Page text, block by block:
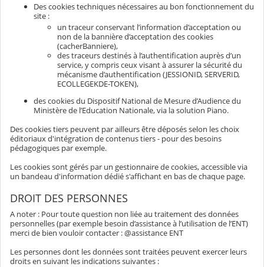
Des cookies techniques nécessaires au bon fonctionnement du
site :
un traceur conservant l’information d’acceptation ou
non de la bannière d’acceptation des cookies
(cacherBanniere),
des traceurs destinés à l’authentification auprès d’un
service, y compris ceux visant à assurer la sécurité du
mécanisme d’authentification (JESSIONID, SERVERID,
ECOLLEGEKDE-TOKEN),
des cookies du Dispositif National de Mesure d’Audience du
Ministère de l’Education Nationale, via la solution Piano.
Des cookies tiers peuvent par ailleurs être déposés selon les choix
éditoriaux d'intégration de contenus tiers - pour des besoins
pédagogiques par exemple.
Les cookies sont gérés par un gestionnaire de cookies, accessible via
un bandeau d'information dédié s'affichant en bas de chaque page.
DROIT DES PERSONNES
A noter : Pour toute question non liée au traitement des données
personnelles (par exemple besoin d’assistance à l’utilisation de l’ENT)
merci de bien vouloir contacter : @assistance ENT
Les personnes dont les données sont traitées peuvent exercer leurs
droits en suivant les indications suivantes :